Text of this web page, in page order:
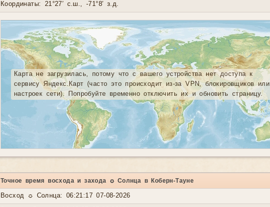
Координаты: 21°27′ с.ш., -71°8′ з.д.
Карта не загрузилась, потому что с вашего устройства нет доступа к
сервису Яндекс.Карт (часто это происходит из-за VPN, блокировщиков или
настроек сети). Попробуйте временно отключить их и обновить страницу.
Точное время восхода и захода ☼ Солнца в Коберн-Тауне
Восход ☼ Солнца: 06:21:17 07-08-2026